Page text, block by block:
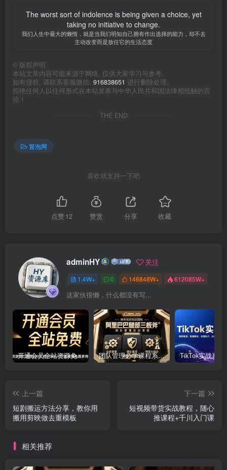
The worst sort of indolence is being given a choice, yet
taking no initiative to change.
我们人生中最大的懒惰，就是当我们明知自己拥有作出选择的能力，却不去
主动改变而是放任它的生活态度
© 版权声明
本站文章内容可能来源于网络, 仅供大家学习与参考,
如有侵权, 请联系客服微信: 916838651 进行删除处理。
拒绝任何人以任何形式在本站发表与中华人民共和国法律相抵触的言
论！
THE END
冒泡网
喜欢就支持一下吧
点赞12 赞赏 分享 收藏
adminHY 关注
1.4W+ 0 146848W+ 612085W+
这家伙很懒，什么都没有写...
开通会员全站资源免费下载 开通VIP会员 HY资源库 团队管理必学课程系列，阿里巴巴“腿部三板斧”
上一篇
短剧搬运方法分享，教你用
搬用剪映做去重模板
下一篇
短视频带货实战教程，随心
推课程+千川入门课
相关推荐